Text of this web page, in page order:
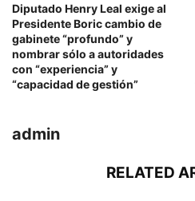
Diputado Henry Leal exige al
Presidente Boric cambio de
gabinete “profundo” y
nombrar sólo a autoridades
con “experiencia” y
“capacidad de gestión”
admin
RELATED